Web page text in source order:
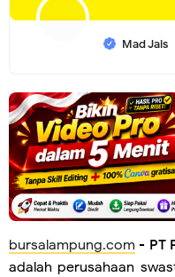
Mad Jais
bursalampung.com - PT
adalah perusahaan